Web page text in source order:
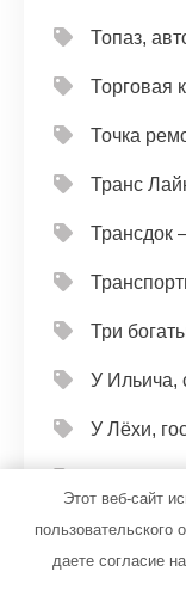
Топаз,
Торговая
Точка
Транс
Трансдок
Три
У Ильича,
У Лёхи,
У
Этот веб-сайт
даете согласие